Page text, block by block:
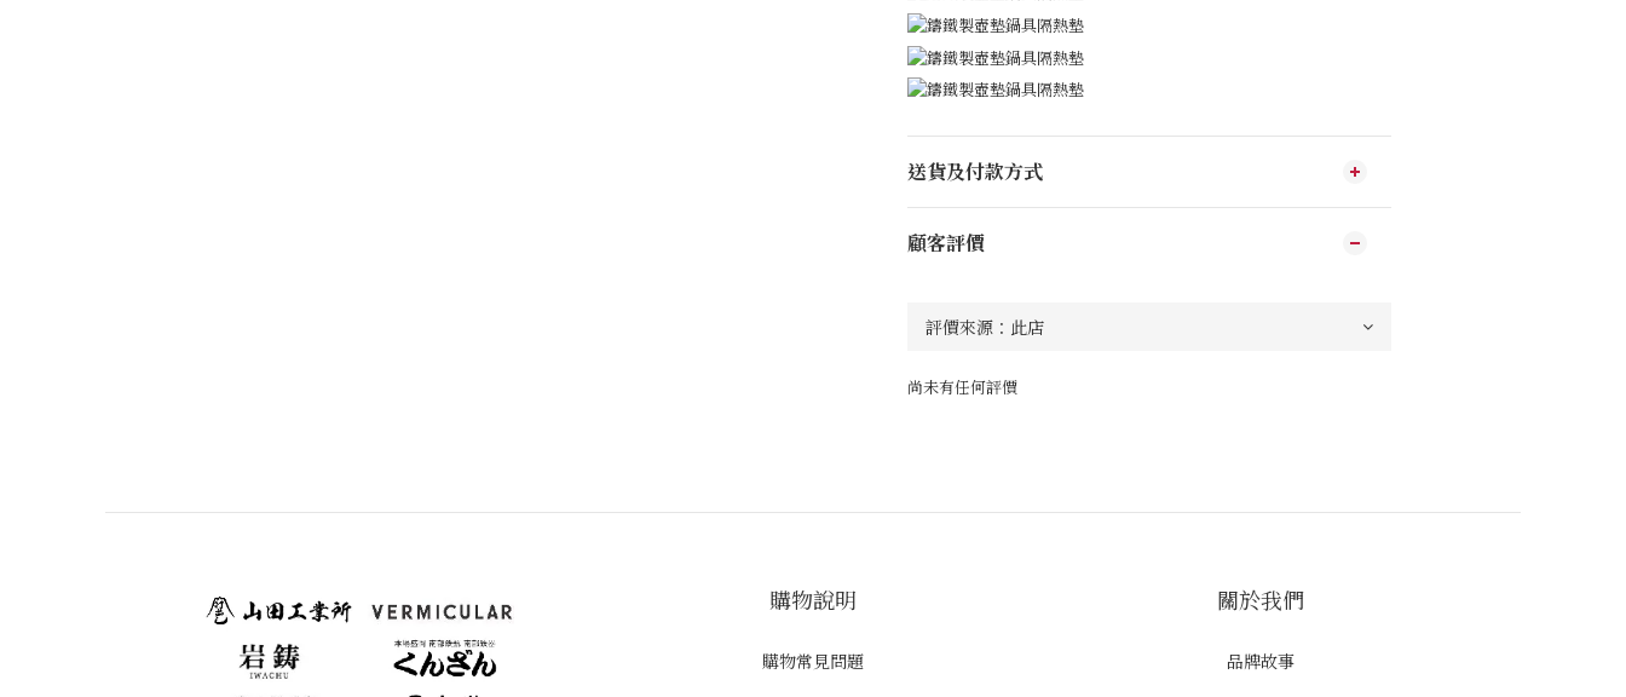
送貨及付款方式
顧客評價
尚未有任何評價
購物說明
購物常見問題
關於我們
品牌故事